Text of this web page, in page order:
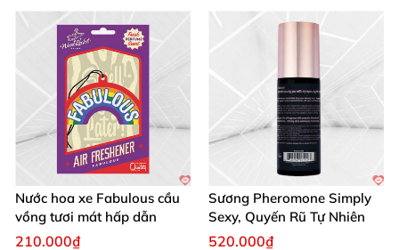
Nước hoa xe Fabulous cầu
vồng tươi mát hấp dẫn
210.000₫
Sương Pheromone Simply
Sexy, Quyến Rũ Tự Nhiên
520.000₫